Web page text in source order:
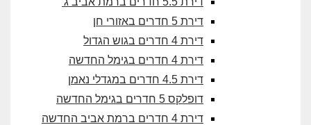
דירת 5 חדרים באזורי חן
דירת 4 חדרים בגוש הגדול
דירת 4 חדרים בגימל החדשה
דירת 4.5 חדרים במגדלי נאמן
דופלקס 5 חדרים בגימל החדשה
דירת 4 חדרים ברמת אביב החדשה